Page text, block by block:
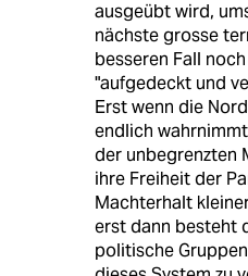
ausgeübt wird,
nächste grosse
besseren Fall
"aufgedeckt und
Erst wenn die
endlich
der unbegrenzten
ihre Freiheit der
Machterhalt
erst dann besteht
politische